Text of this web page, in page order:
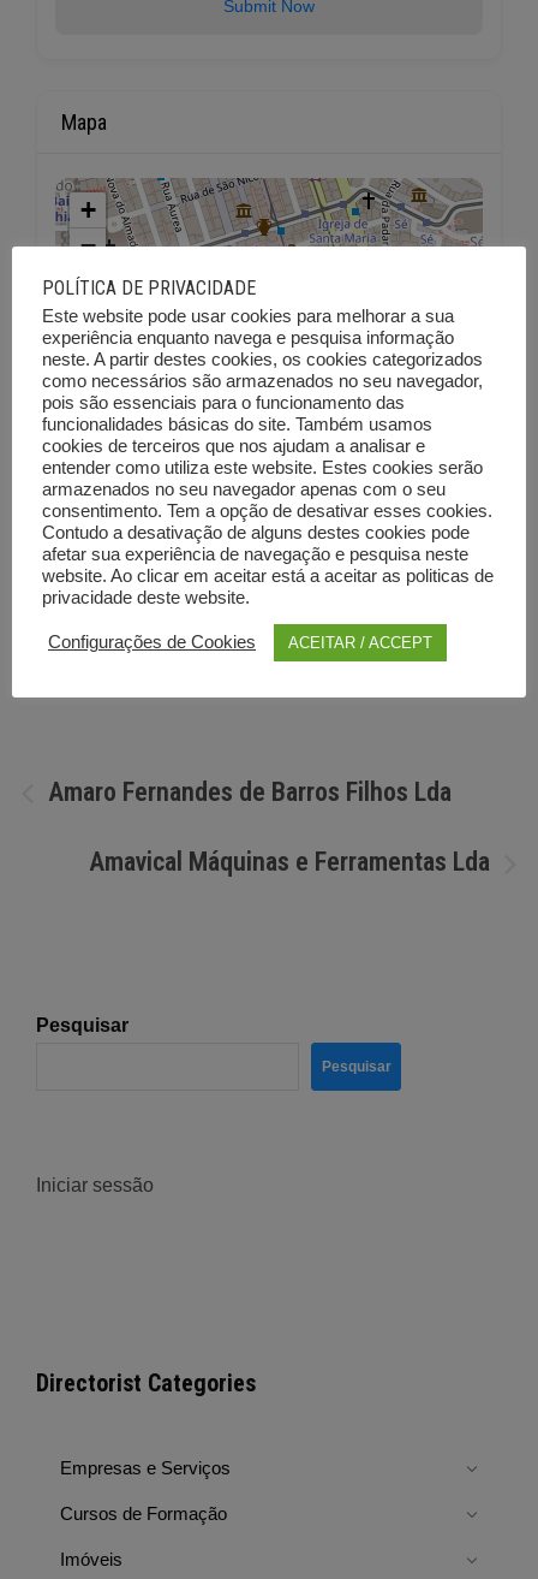
Submit Now
Mapa
+
−
PorDiretorio anunciante
Navegação
Amaro Fernandes de Barros Filhos Lda
Amavical Máquinas e Ferramentas Lda
Pesquisar
Pesquisar
Iniciar sessão
Directorist Categories
Empresas e Serviços
Cursos de Formação
Imóveis
POLÍTICA DE PRIVACIDADE
Este website pode usar cookies para melhorar a sua
experiência enquanto navega e pesquisa informação
neste. A partir destes cookies, os cookies categorizados
como necessários são armazenados no seu navegador,
pois são essenciais para o funcionamento das
funcionalidades básicas do site. Também usamos
cookies de terceiros que nos ajudam a analisar e
entender como utiliza este website. Estes cookies serão
armazenados no seu navegador apenas com o seu
consentimento. Tem a opção de desativar esses cookies.
Contudo a desativação de alguns destes cookies pode
afetar sua experiência de navegação e pesquisa neste
website. Ao clicar em aceitar está a aceitar as politicas de
privacidade deste website.
Configurações de Cookies ACEITAR / ACCEPT